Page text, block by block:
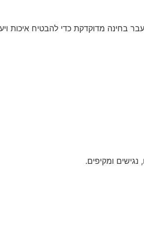
מדוקדקת כדי להבטיח איכות
ומקיפים.